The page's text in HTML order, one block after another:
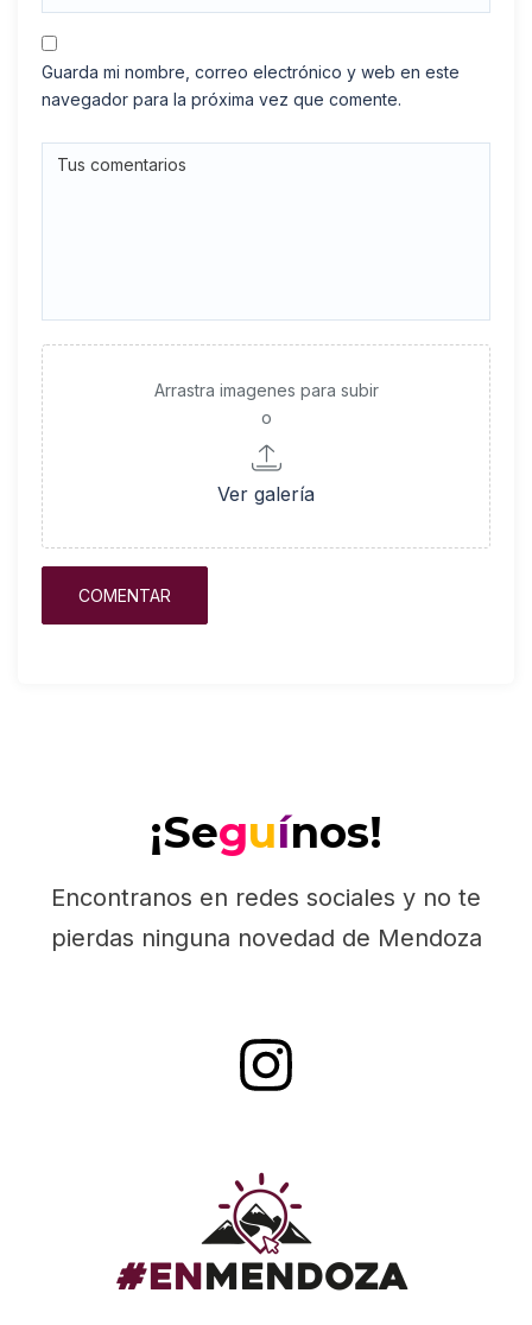
Guarda mi nombre, correo electrónico y web en este
navegador para la próxima vez que comente.
Arrastra imagenes para subir
o
Ver galería
¡Seguínos!
Encontranos en redes sociales y no te
pierdas ninguna novedad de Mendoza